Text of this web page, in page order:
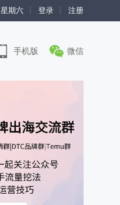
星期六 登录 注册
手机版 微信